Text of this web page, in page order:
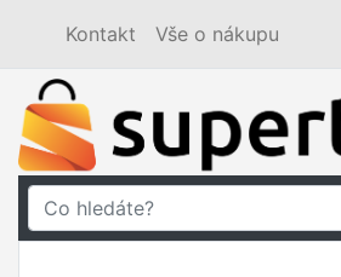
Kontakt Vše o nákupu